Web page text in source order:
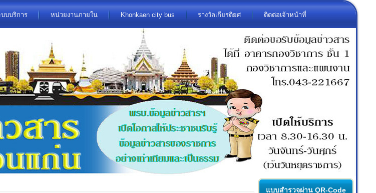
บบบริการ หน่วยงานภายใน Khonkaen city bus รางวัลเกียรติยศ ติดต่อเจ้าหน้าที่
แบบสำรวจผ่าน QR-Code